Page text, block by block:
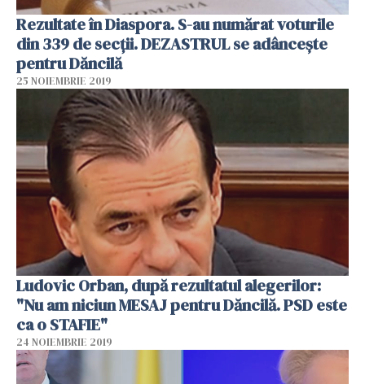
Rezultate în Diaspora. S-au numărat voturile
din 339 de secții. DEZASTRUL se adâncește
pentru Dăncilă
25 NOIEMBRIE 2019
Ludovic Orban, după rezultatul alegerilor:
"Nu am niciun MESAJ pentru Dăncilă. PSD este
ca o STAFIE"
24 NOIEMBRIE 2019